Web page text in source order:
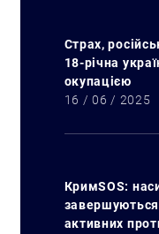
Страх,
18-річна
окупацією
16 / 06 / 2025
КримSOS:
активних